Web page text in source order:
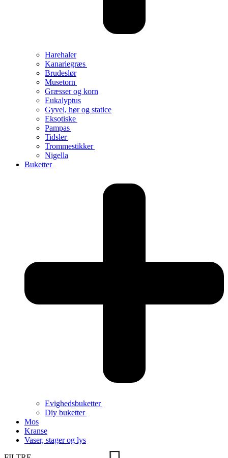
Harehaler
Kanariegræs
Brudeslør
Musetorn
Græsser og korn
Eukalyptus
Gyvel, hør og statice
Eksotiske
Pampas
Tidsler
Trommestikker
Nigella
Buketter
Evighedsbuketter
Diy buketter
Mos
Kranse
Vaser, stager og lys